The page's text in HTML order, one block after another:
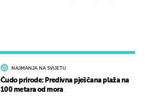
NAJMANJA NA SVIJETU
Čudo prirode: Predivna pješčana plaža na
100 metara od mora